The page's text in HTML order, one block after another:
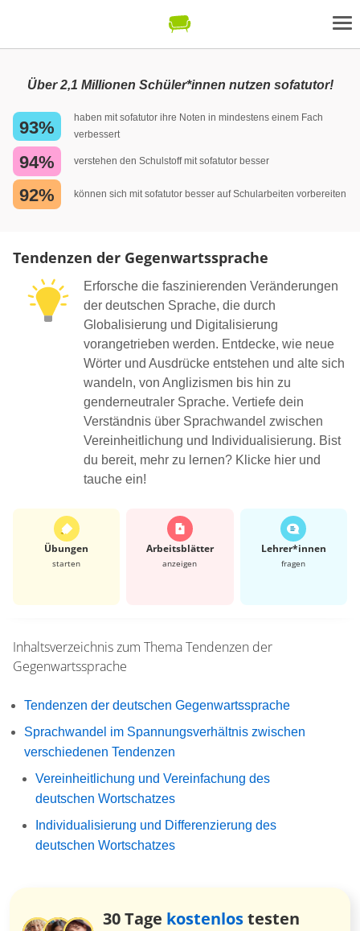
Über 2,1 Millionen Schüler*innen nutzen sofatutor!
93%
haben mit sofatutor ihre Noten in mindestens einem Fach
verbessert
94% verstehen den Schulstoff mit sofatutor besser
92% können sich mit sofatutor besser auf Schularbeiten vorbereiten
Tendenzen der Gegenwartssprache
Erforsche die faszinierenden Veränderungen
der deutschen Sprache, die durch
Globalisierung und Digitalisierung
vorangetrieben werden. Entdecke, wie neue
Wörter und Ausdrücke entstehen und alte sich
wandeln, von Anglizismen bis hin zu
genderneutraler Sprache. Vertiefe dein
Verständnis über Sprachwandel zwischen
Vereinheitlichung und Individualisierung. Bist
du bereit, mehr zu lernen? Klicke hier und
tauche ein!
Übungen
starten
Arbeits­blätter
anzeigen
Lehrer*​innen
fragen
Inhaltsverzeichnis zum ThemaTendenzen der
Gegenwartssprache
Tendenzen der deutschen Gegenwartssprache
Sprachwandel im Spannungsverhältnis zwischen
verschiedenen Tendenzen
Vereinheitlichung und Vereinfachung des
deutschen Wortschatzes
Individualisierung und Differenzierung des
deutschen Wortschatzes
30 Tage kostenlostesten